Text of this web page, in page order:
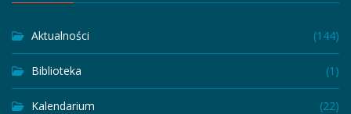
Aktualności (144)
Biblioteka (1)
Kalendarium (22)